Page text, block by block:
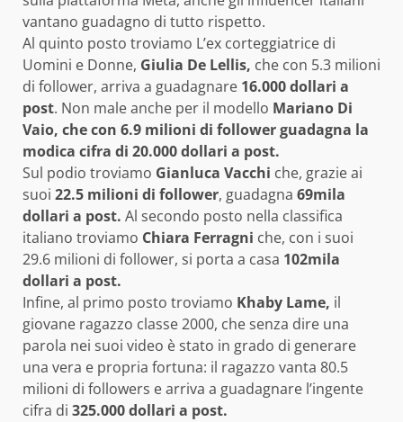
vantano guadagno di tutto rispetto.
Al quinto posto troviamo L’ex corteggiatrice di
Uomini e Donne, Giulia De Lellis, che con 5.3 milioni
di follower, arriva a guadagnare 16.000 dollari a
post. Non male anche per il modello Mariano Di
Vaio, che con 6.9 milioni di follower guadagna la
modica cifra di 20.000 dollari a post.
Sul podio troviamo Gianluca Vacchi che, grazie ai
suoi 22.5 milioni di follower, guadagna 69mila
dollari a post. Al secondo posto nella classifica
italiano troviamo Chiara Ferragni che, con i suoi
29.6 milioni di follower, si porta a casa 102mila
dollari a post.
Infine, al primo posto troviamo Khaby Lame, il
giovane ragazzo classe 2000, che senza dire una
parola nei suoi video è stato in grado di generare
una vera e propria fortuna: il ragazzo vanta 80.5
milioni di followers e arriva a guadagnare l’ingente
cifra di 325.000 dollari a post.